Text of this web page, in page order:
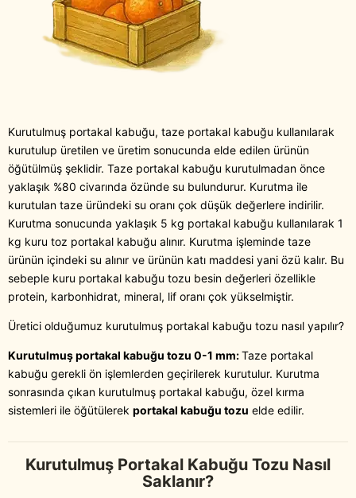
Kurutulmuş portakal kabuğu, taze portakal kabuğu kullanılarak
kurutulup üretilen ve üretim sonucunda elde edilen ürünün
öğütülmüş şeklidir. Taze portakal kabuğu kurutulmadan önce
yaklaşık %80 civarında özünde su bulundurur. Kurutma ile
kurutulan taze üründeki su oranı çok düşük değerlere indirilir.
Kurutma sonucunda yaklaşık 5 kg portakal kabuğu kullanılarak 1
kg kuru toz portakal kabuğu alınır. Kurutma işleminde taze
ürünün içindeki su alınır ve ürünün katı maddesi yani özü kalır. Bu
sebeple kuru portakal kabuğu tozu besin değerleri özellikle
protein, karbonhidrat, mineral, lif oranı çok yükselmiştir.
Üretici olduğumuz kurutulmuş portakal kabuğu tozu nasıl yapılır?
Kurutulmuş portakal kabuğu tozu 0-1 mm:Taze portakal
kabuğu gerekli ön işlemlerden geçirilerek kurutulur. Kurutma
sonrasında çıkan kurutulmuş portakal kabuğu, özel kırma
sistemleri ile öğütülerek portakal kabuğu tozu elde edilir.
Kurutulmuş Portakal Kabuğu Tozu Nasıl
Saklanır?